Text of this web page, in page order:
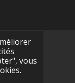
vous
W
h
a